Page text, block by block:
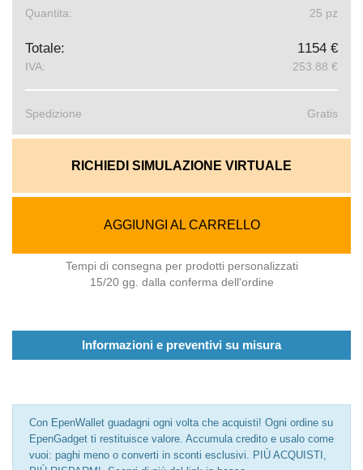
Quantita: 25 pz
Totale: 1154 €
IVA: 253.88 €
Spedizione Gratis
RICHIEDI SIMULAZIONE VIRTUALE
AGGIUNGI AL CARRELLO
Tempi di consegna per prodotti personalizzati
15/20 gg. dalla conferma dell'ordine
Informazioni e preventivi su misura
Con EpenWallet guadagni ogni volta che acquisti! Ogni ordine su
EpenGadget ti restituisce valore. Accumula credito e usalo come
vuoi: paghi meno o converti in sconti esclusivi. PIÙ ACQUISTI,